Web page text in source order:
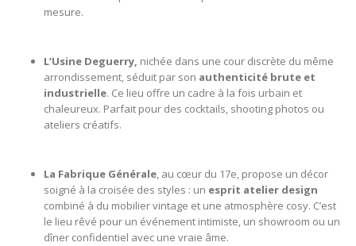
mesure.
L’Usine Deguerry, nichée dans une cour discrète du même
arrondissement, séduit par son authenticité brute et
industrielle. Ce lieu offre un cadre à la fois urbain et
chaleureux. Parfait pour des cocktails, shooting photos ou
ateliers créatifs.
La Fabrique Générale, au cœur du 17e, propose un décor
soigné à la croisée des styles : un esprit atelier design
combiné à du mobilier vintage et une atmosphère cosy. C’est
le lieu rêvé pour un événement intimiste, un showroom ou un
dîner confidentiel avec une vraie âme.